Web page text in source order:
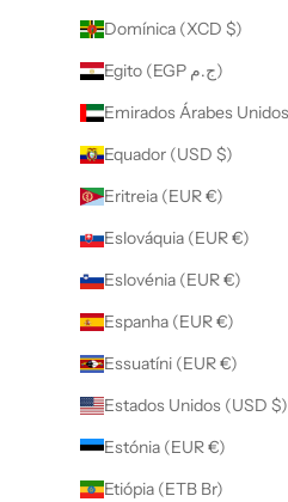
Domínica (XCD $)
Egito (EGP ج.م)
Equador (USD $)
Eritreia (EUR €)
Eslováquia (EUR €)
Eslovénia (EUR €)
Espanha (EUR €)
Essuatíni (EUR €)
Estados Unidos (USD $)
Estónia (EUR €)
Etiópia (ETB Br)